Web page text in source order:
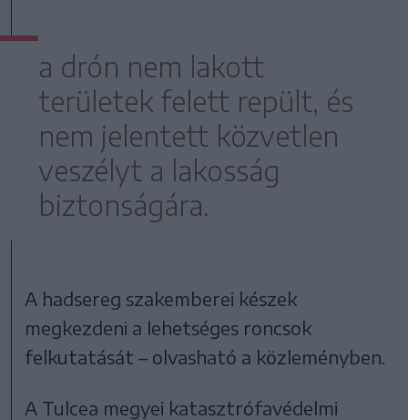
a drón nem lakott
területek felett repült, és
nem jelentett közvetlen
veszélyt a lakosság
biztonságára.
A hadsereg szakemberei készek
megkezdeni a lehetséges roncsok
felkutatását – olvasható a közleményben.
A Tulcea megyei katasztrófavédelmi